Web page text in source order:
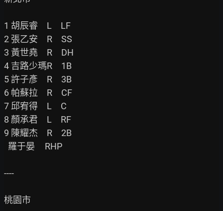
1 胡辰睿　L　LF
2 張乙安　R　SS
3 黃世堯　R　DH
4 吉路少瑪R　1B
5 許子彥　R　3B
6 帕蘇拉　R　CF
7 邱宥得　L　C
8 顏承君　L　RF
9 陳耀杰　R　2B
----
桃園市